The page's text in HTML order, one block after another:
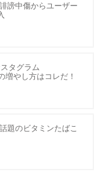
謗中傷からユーザー
タグラム
増やし方はコレだ！
題のビタミンたばこ